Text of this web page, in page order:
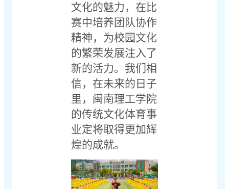
文化的魅力，在比
赛中培养团队协作
精神，为校园文化
的繁荣发展注入了
新的活力。我们相
信，在未来的日子
里，闽南理工学院
的传统文化体育事
业定将取得更加辉
煌的成就。